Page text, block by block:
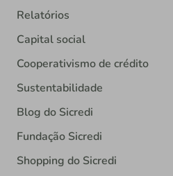
Relatórios
Capital social
Cooperativismo de crédito
Sustentabilidade
Blog do Sicredi
Fundação Sicredi
Shopping do Sicredi